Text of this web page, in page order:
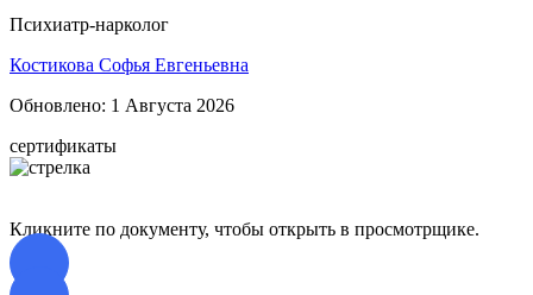
Психиатр-нарколог
Костикова Софья Евгеньевна
Обновлено: 1 Августа 2026
сертификаты
Кликните по документу, чтобы открыть в просмотрщике.